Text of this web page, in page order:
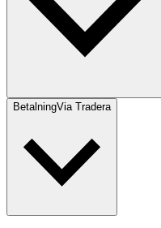
BetalningVia Tradera